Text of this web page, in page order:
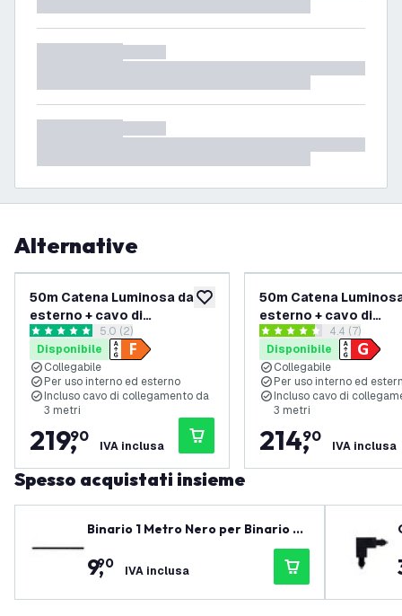
Alternative
aggiungi alla lista desideri
50m Catena Luminosa da
esterno + cavo di
collegamento da 3 m - IP65
- Collegabile - con 50
lampadine LED
apri il cassetto delle recensioni
5 stelle di valutazione
5.0 (2)
Disponibile
Collegabile
Per uso interno ed esterno
Incluso cavo di collegamento da
3 metri
219,
90
IVA inclusa
50m Catena
esterno + cavo di
collegamento da 3 m
- Collegabile - con 50
lampadine LED
apri il
4.4 stelle di valutazione
4.4 (7)
Disponibile
Collegabile
Per uso interno ed
Incluso cavo di
3 metri
214,
90
IVA inclusa
Spesso acquistati insieme
Binario 1 Metro Nero per Binario M
9,
90 IVA inclusa